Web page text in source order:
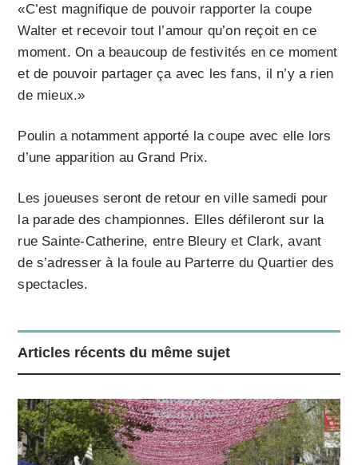
«C’est magnifique de pouvoir rapporter la coupe
Walter et recevoir tout l’amour qu’on reçoit en ce
moment. On a beaucoup de festivités en ce moment
et de pouvoir partager ça avec les fans, il n’y a rien
de mieux.»
Poulin a notamment apporté la coupe avec elle lors
d’une apparition au Grand Prix.
Les joueuses seront de retour en ville samedi pour
la parade des championnes. Elles défileront sur la
rue Sainte-Catherine, entre Bleury et Clark, avant
de s’adresser à la foule au Parterre du Quartier des
spectacles.
Articles récents du même sujet